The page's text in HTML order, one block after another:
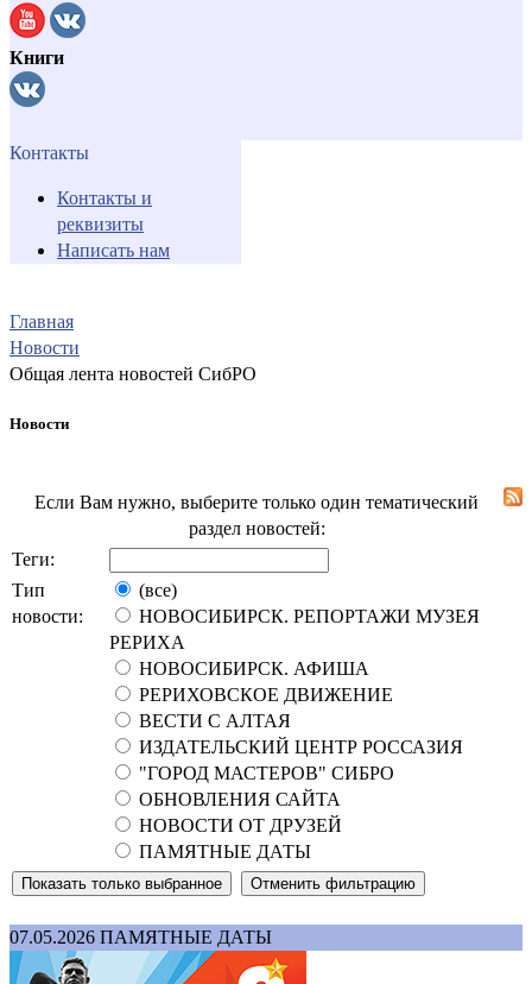
Книги
Контакты
Контакты и
реквизиты
Написать нам
Главная
Новости
Общая лента новостей СибРО
Новости
Если Вам нужно, выберите только один тематический
раздел новостей:
Теги:
Тип
новости:
(все)
НОВОСИБИРСК. РЕПОРТАЖИ МУЗЕЯ
РЕРИХА
НОВОСИБИРСК. АФИША
РЕРИХОВСКОЕ ДВИЖЕНИЕ
ВЕСТИ С АЛТАЯ
ИЗДАТЕЛЬСКИЙ ЦЕНТР РОССАЗИЯ
"ГОРОД МАСТЕРОВ" СИБРО
ОБНОВЛЕНИЯ САЙТА
НОВОСТИ ОТ ДРУЗЕЙ
ПАМЯТНЫЕ ДАТЫ
07.05.2026 ПАМЯТНЫЕ ДАТЫ